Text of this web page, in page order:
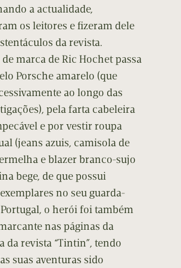
a actualidade,
os leitores e fizeram dele
da revista.
marca de Ric Hochet passa
Porsche amarelo (que
ao longo das
pela farta cabeleira
e por vestir roupa
(jeans azuis, camisola de
e blazer branco-sujo
bege, de que possui
no seu guarda-
o herói foi também
nas páginas da
da revista “Tintin”, tendo
suas aventuras sido